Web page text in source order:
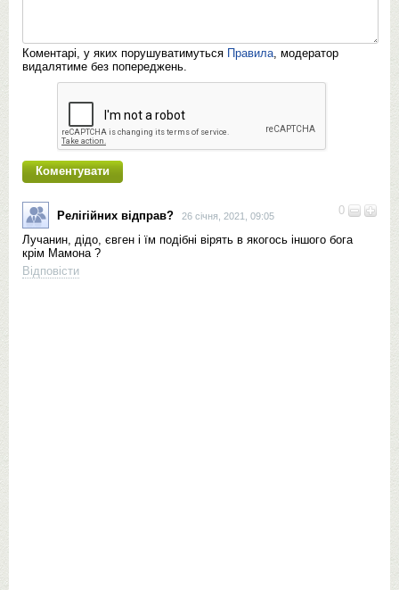
Коментарі, у яких порушуватимуться Правила , модератор
видалятиме без попереджень.
0
Релігійних відправ? 26 січня, 2021, 09:05
Лучанин, дідо, євген і їм подібні вірять в якогось іншого бога
крім Мамона ?
Відповісти